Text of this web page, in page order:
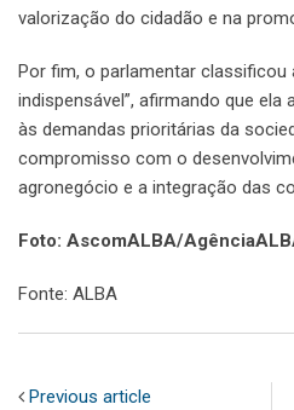
valorização do cidadão e na
Por fim, o parlamentar classificou
indispensável”, afirmando que ela
às demandas prioritárias da
compromisso com o
agronegócio e a integração das
Foto: AscomALBA/
Fonte: ALBA
Previous article